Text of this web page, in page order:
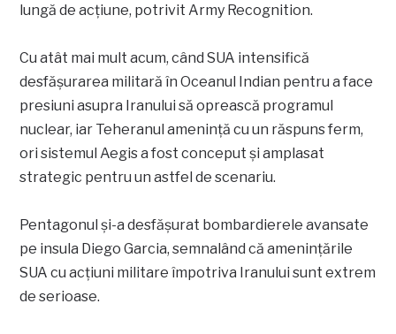
lungă de acțiune, potrivit Army Recognition.
Cu atât mai mult acum, când SUA intensifică
desfășurarea militară în Oceanul Indian pentru a face
presiuni asupra Iranului să oprească programul
nuclear, iar Teheranul amenință cu un răspuns ferm,
ori sistemul Aegis a fost conceput și amplasat
strategic pentru un astfel de scenariu.
Pentagonul și-a desfășurat bombardierele avansate
pe insula Diego Garcia, semnalând că amenințările
SUA cu acțiuni militare împotriva Iranului sunt extrem
de serioase.